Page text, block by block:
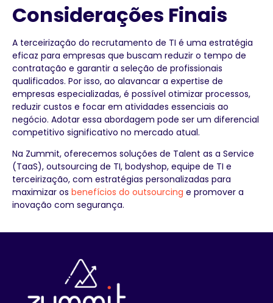
Considerações Finais
A terceirização do recrutamento de TI é uma estratégia
eficaz para empresas que buscam reduzir o tempo de
contratação e garantir a seleção de profissionais
qualificados. Por isso, ao alavancar a expertise de
empresas especializadas, é possível otimizar processos,
reduzir custos e focar em atividades essenciais ao
negócio. Adotar essa abordagem pode ser um diferencial
competitivo significativo no mercado atual.
Na Zummit, oferecemos soluções de Talent as a Service
(TaaS), outsourcing de TI, bodyshop, equipe de TI e
terceirização, com estratégias personalizadas para
maximizar os benefícios do outsourcing e promover a
inovação com segurança.